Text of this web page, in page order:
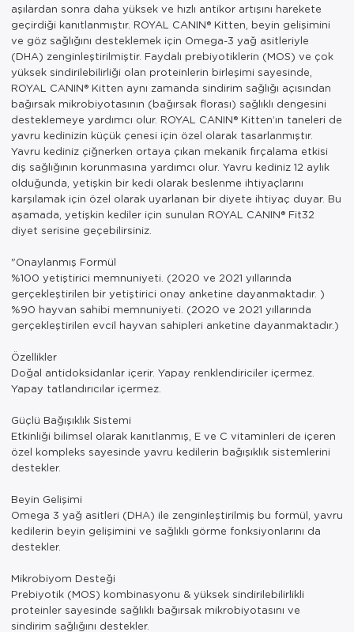
aşılardan sonra daha yüksek ve hızlı antikor artışını harekete
geçirdiği kanıtlanmıştır. ROYAL CANIN® Kitten, beyin gelişimini
ve göz sağlığını desteklemek için Omega-3 yağ asitleriyle
(DHA) zenginleştirilmiştir. Faydalı prebiyotiklerin (MOS) ve çok
yüksek sindirilebilirliği olan proteinlerin birleşimi sayesinde,
ROYAL CANIN® Kitten aynı zamanda sindirim sağlığı açısından
bağırsak mikrobiyotasının (bağırsak florası) sağlıklı dengesini
desteklemeye yardımcı olur. ROYAL CANIN® Kitten’ın taneleri de
yavru kedinizin küçük çenesi için özel olarak tasarlanmıştır.
Yavru kediniz çiğnerken ortaya çıkan mekanik fırçalama etkisi
diş sağlığının korunmasına yardımcı olur. Yavru kediniz 12 aylık
olduğunda, yetişkin bir kedi olarak beslenme ihtiyaçlarını
karşılamak için özel olarak uyarlanan bir diyete ihtiyaç duyar. Bu
aşamada, yetişkin kediler için sunulan ROYAL CANIN® Fit32
diyet serisine geçebilirsiniz.
"Onaylanmış Formül
%100 yetiştirici memnuniyeti. (2020 ve 2021 yıllarında
gerçekleştirilen bir yetiştirici onay anketine dayanmaktadır. )
%90 hayvan sahibi memnuniyeti. (2020 ve 2021 yıllarında
gerçekleştirilen evcil hayvan sahipleri anketine dayanmaktadır.)
Özellikler
Doğal antidoksidanlar içerir. Yapay renklendiriciler içermez.
Yapay tatlandırıcılar içermez.
Güçlü Bağışıklık Sistemi
Etkinliği bilimsel olarak kanıtlanmış, E ve C vitaminleri de içeren
özel kompleks sayesinde yavru kedilerin bağışıklık sistemlerini
destekler.
Beyin Gelişimi
Omega 3 yağ asitleri (DHA) ile zenginleştirilmiş bu formül, yavru
kedilerin beyin gelişimini ve sağlıklı görme fonksiyonlarını da
destekler.
Mikrobiyom Desteği
Prebiyotik (MOS) kombinasyonu & yüksek sindirilebilirlikli
proteinler sayesinde sağlıklı bağırsak mikrobiyotasını ve
sindirim sağlığını destekler.